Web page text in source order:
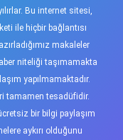
Bu internet sitesi,
ile hiçbir bağlantısı
makaleler
niteliği taşımamakta
yapılmamaktadır.
tamamen tesadüfidir.
bir bilgi paylaşım
aykırı olduğunu